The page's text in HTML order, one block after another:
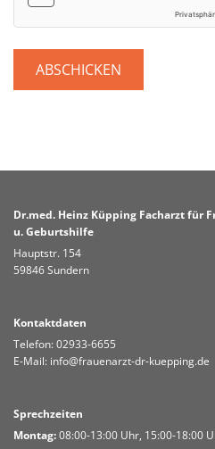
Dr.med. Heinz Küpping Facharzt für
u. Geburtshilfe
Hauptstr. 154
59846 Sundern
Kontaktdaten
Telefon:02933-6655
E-Mail: info@frauenarzt-dr-kuepping.de
Sprechzeiten
Montag:08:00-13:00 Uhr, 15:00-18:00